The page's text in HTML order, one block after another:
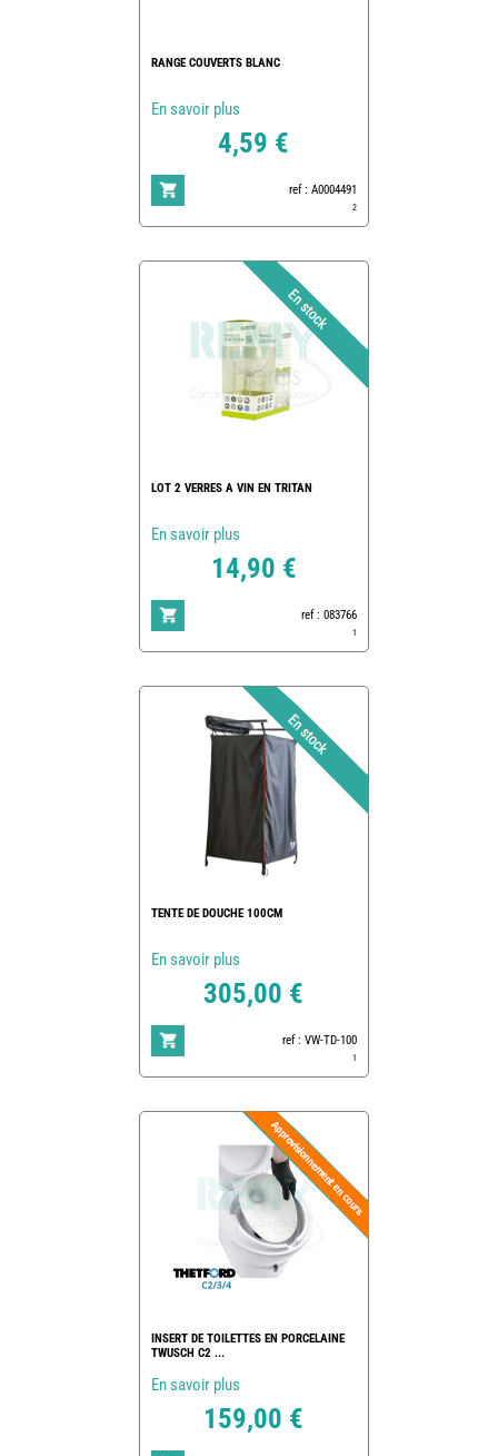
RANGE COUVERTS BLANC
En savoir plus
4,59 €
ref : A0004491
2
LOT 2 VERRES A VIN EN TRITAN
En savoir plus
14,90 €
ref : 083766
1
TENTE DE DOUCHE 100CM
En savoir plus
305,00 €
ref : VW-TD-100
1
INSERT DE TOILETTES EN PORCELAINE
TWUSCH C2 ...
En savoir plus
159,00 €